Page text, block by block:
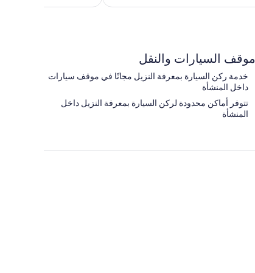
306
موقف السيارات والنقل
خدمة ركن السيارة بمعرفة النزيل مجانًا في موقف سيارات
داخل المنشأة
تتوفر أماكن محدودة لركن السيارة بمعرفة النزيل داخل
المنشأة